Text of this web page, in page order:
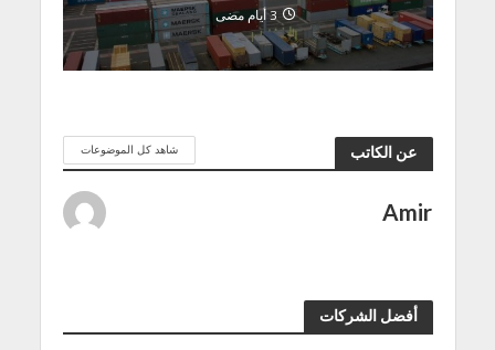
3 أيام مضى
عن الكاتب شاهد كل الموضوعات
Amir
أفضل الشركات